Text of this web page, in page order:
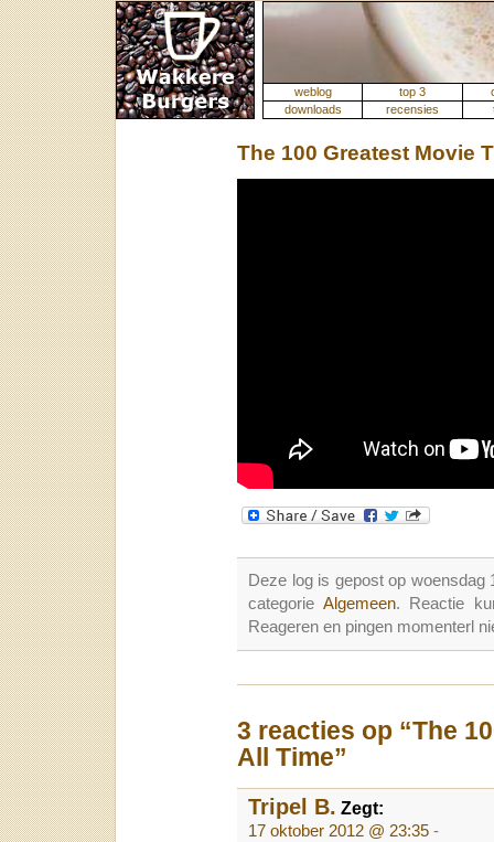
weblog top 3
downloads
recensies
The 100 Greatest Movie
Deze log is gepost op woensdag
categorie Algemeen. Reactie
Reageren en pingen momenterl
3 reacties op “The
All Time”
Tripel B. Zegt:
17 oktober 2012 @ 23:35 -